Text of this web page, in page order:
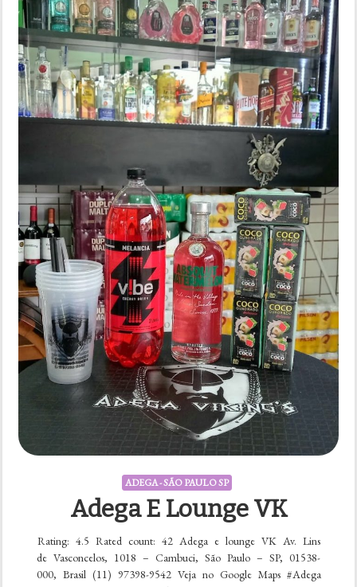
ADEGA - SÃO PAULO SP
Adega E Lounge VK
Rating: 4.5 Rated count: 42 Adega e lounge VK Av. Lins
de Vasconcelos, 1018 – Cambuci, São Paulo – SP, 01538-
000, Brasil (11) 97398-9542 Veja no Google Maps #Adega